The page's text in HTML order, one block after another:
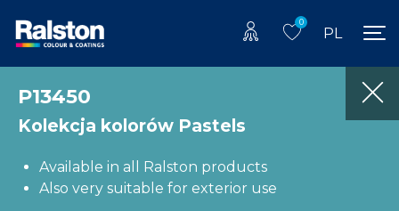
0
PL
P13450
Kolekcja kolorów Pastels
Available in all Ralston products
Also very suitable for exterior use